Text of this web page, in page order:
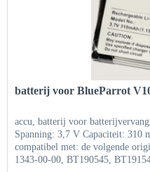
batterij voor BlueParrot
accu, batterij voor
Spanning: 3,7 V Capaciteit: 310
compatibel met: de volgende
1343-00-00, BT190545,